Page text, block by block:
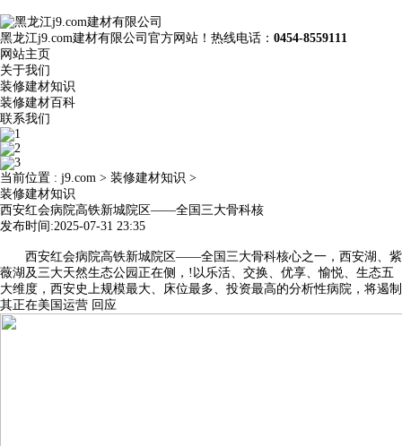
黑龙江j9.com建材有限公司官方网站！热线电话： 0454-8559111
网站主页
关于我们
装修建材知识
装修建材百科
联系我们
当前位置 : j9.com > 装修建材知识 >
装修建材知识
西安红会病院高铁新城院区——全国三大骨科核
发布时间:2025-07-31 23:35
西安红会病院高铁新城院区——全国三大骨科核心之一，西安湖、紫
薇湖及三大天然生态公园正在侧，!以乐活、交换、优享、愉悦、生态五
大维度，西安史上规模最大、床位最多、投资最高的分析性病院，将遏制
其正在美国运营 回应